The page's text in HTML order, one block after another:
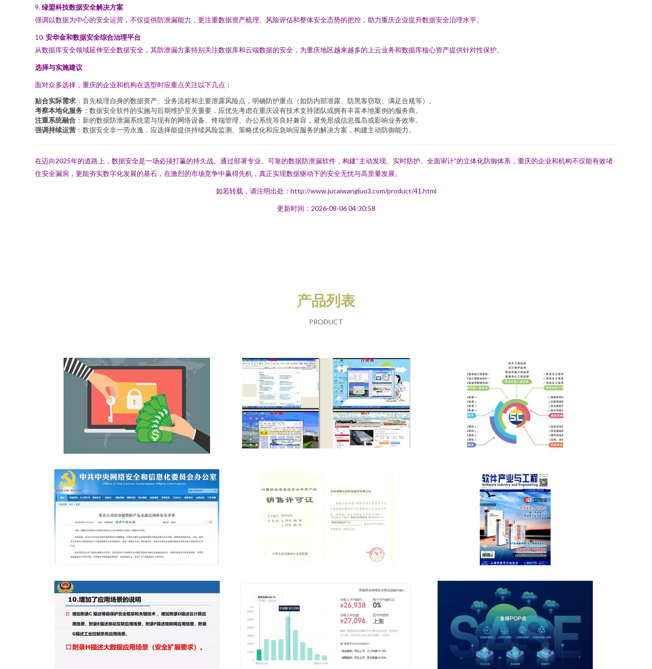
9.绿盟科技数据安全解决方案
强调以数据为中心的安全运营，不仅提供防泄漏能力，更注重数据资产梳理、风险评估和整体安全态势的把控，助力重庆企业提升数据安全治理水平。
10.安华金和数据安全综合治理平台
从数据库安全领域延伸至全数据安全，其防泄漏方案特别关注数据库和云端数据的安全，为重庆地区越来越多的上云业务和数据库核心资产提供针对性保护。
选择与实施建议
面对众多选择，重庆的企业和机构在选型时应重点关注以下几点：
贴合实际需求 ：首先梳理自身的数据资产、业务流程和主要泄露风险点，明确防护重点（如防内部泄露、防黑客窃取、满足合规等）。
考察本地化服务 ：数据安全软件的实施与后期维护至关重要，应优先考虑在重庆设有技术支持团队或拥有丰富本地案例的服务商。
注重系统融合 ：新的数据防泄漏系统需与现有的网络设备、终端管理、办公系统等良好兼容，避免形成信息孤岛或影响业务效率。
强调持续运营 ：数据安全非一劳永逸，应选择能提供持续风险监测、策略优化和应急响应服务的解决方案，构建主动防御能力。
在迈向2025年的道路上，数据安全是一场必须打赢的持久战。通过部署专业、可靠的数据防泄漏软件，构建“主动发现、实时防护、全面审计”的立体化防御体系，重庆的企业和机构不仅能有效堵
住安全漏洞，更能夯实数字化发展的基石，在激烈的市场竞争中赢得先机，真正实现数据驱动下的安全无忧与高质量发展。
如若转载，请注明出处：http://www.jucaiwangluo3.com/product/41.html
更新时间：2026-08-06 04:30:58
产品列表
PRODUCT